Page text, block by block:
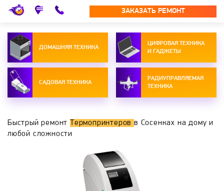
ЗАКАЗАТЬ РЕМОНТ
ДОМАШНЯЯ ТЕХНИКА
ЦИФРОВАЯ ТЕХНИКА
И ГАДЖЕТЫ
САДОВАЯ ТЕХНИКА
РАДИУПРАВЛЯЕМАЯ
ТЕХНИКА
Быстрый ремонт Термопринтеровв Сосенках на дому и
любой сложности